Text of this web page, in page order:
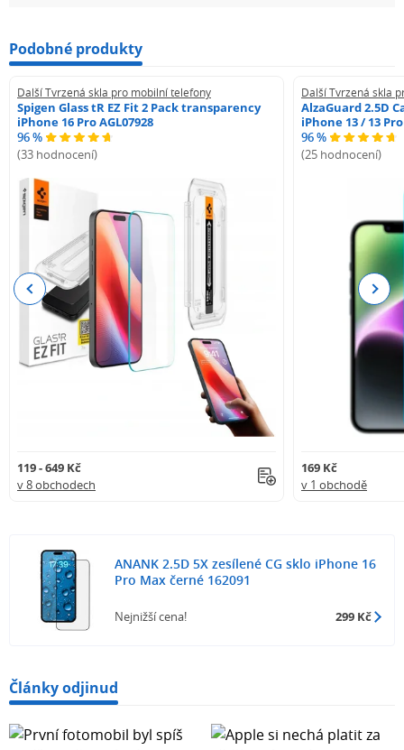
Podobné produkty
Další Tvrzená skla pro mobilní telefony
Spigen Glass tR EZ Fit 2 Pack transparency
iPhone 16 Pro AGL07928
96 %
(33 hodnocení)
119 - 649 Kč
v 8 obchodech
Další Tvrzená skla
AlzaGuard 2.5D
iPhone 13 / 13 Pro
96 %
(25 hodnocení)
169 Kč
v 1 obchodě
Previous Next
ANANK 2.5D 5X zesílené CG sklo iPhone 16
Pro Max černé 162091
Nejnižší cena! 299 Kč
Články odjinud